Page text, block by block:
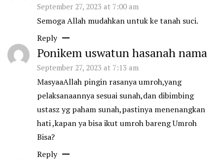
September 27, 2023 at 7:00 am
Semoga Allah mudahkan untuk ke tanah suci.
Reply
Ponikem uswatun hasanah nama
September 27, 2023 at 7:13 am
MasyaaAllah pingin rasanya umroh,yang
pelaksanaannya sesuai sunah,dan dibimbing
ustasz yg paham sunah,pastinya menenangkan
hati ,kapan ya bisa ikut umroh bareng Umroh
Bisa?
Reply